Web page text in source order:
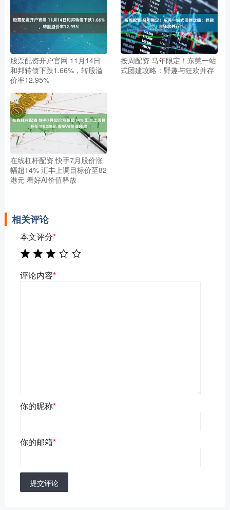
股票配资开户官网 11月14日
和邦转债下跌1.66%，转股溢
价率12.95%
按周配资 马年限定！东莞一站
式团建攻略：野趣与狂欢并存
在线杠杆配资 快手7月股价涨
幅超14% 汇丰上调目标价至82
港元 看好AI价值释放
相关评论
本文评分*
评论内容*
你的昵称*
你的邮箱*
提交评论